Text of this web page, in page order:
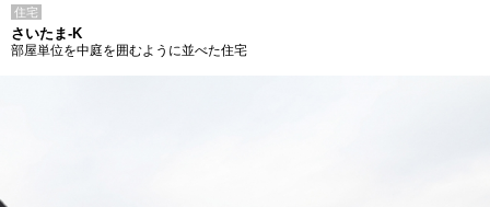
住宅
さいたま-K
部屋単位を中庭を囲むように並べた住宅